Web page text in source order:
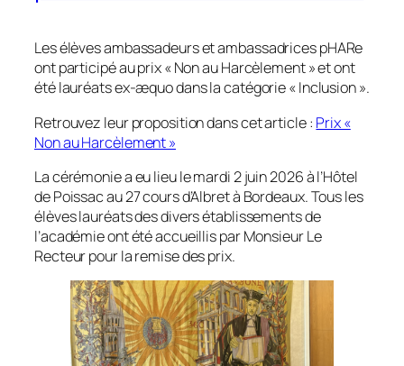
Les élèves ambassadeurs et ambassadrices pHARe
ont participé au prix « Non au Harcèlement » et ont
été lauréats ex-æquo dans la catégorie « Inclusion ».
Retrouvez leur proposition dans cet article : Prix «
Non au Harcèlement »
La cérémonie a eu lieu le mardi 2 juin 2026 à l’Hôtel
de Poissac au 27 cours d’Albret à Bordeaux. Tous les
élèves lauréats des divers établissements de
l’académie ont été accueillis par Monsieur Le
Recteur pour la remise des prix.